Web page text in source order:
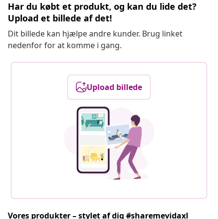
Har du købt et produkt, og kan du lide det?
Upload et billede af det!
Dit billede kan hjælpe andre kunder. Brug linket
nedenfor for at komme i gang.
Upload billede
Vores produkter – stylet af dig #sharemevidaxl